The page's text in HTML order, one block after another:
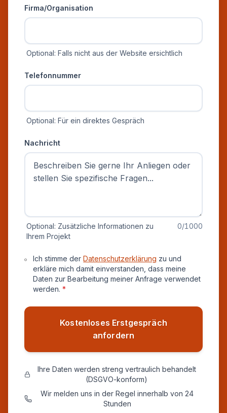
Firma/Organisation
Optional: Falls nicht aus der Website ersichtlich
Telefonnummer
Optional: Für ein direktes Gespräch
Nachricht
Optional: Zusätzliche Informationen zu
Ihrem Projekt
0/1000
Datenschutz und Einverständnis
Ich stimme derDatenschutzerklärung zu und
erkläre mich damit einverstanden, dass meine
Daten zur Bearbeitung meiner Anfrage verwendet
werden. *
Kostenloses Erstgespräch
anfordern
Ihre Daten werden streng vertraulich behandelt
(DSGVO-konform)
Wir melden uns in der Regel innerhalb von 24
Stunden